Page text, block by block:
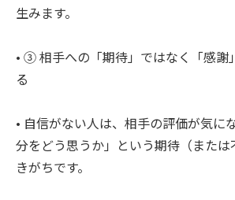
生みます。
• ③ 相手への「期待」ではなく「感謝
る
• 自信がない人は、相手の評価が気に
分をどう思うか」という期待（また
きがちです。